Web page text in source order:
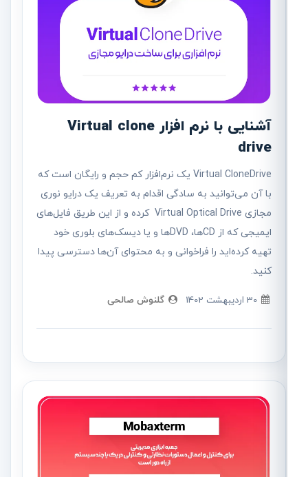
آشنایی با نرم افزار Virtual clone
drive
Virtual CloneDrive یک نرم‌افزار کم حجم و رایگان است که
با آن می‌توانید به سادگی اقدام به تعریف یک درایو نوری
مجازی Virtual Optical Drive کرده و از این طریق فایل‌های
ایمیجی که از CDها، DVDها و یا دیسک‌های بلوری خود
تهیه کرده‌اید را فراخوانی و به محتوای آن‌ها دسترسی پیدا
کنید.
30 ارديبهشت 1402 گلنوش صالحی